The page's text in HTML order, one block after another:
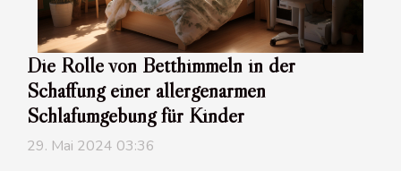
Die Rolle von Betthimmeln in der
Schaffung einer allergenarmen
Schlafumgebung für Kinder
29. Mai 2024 03:36